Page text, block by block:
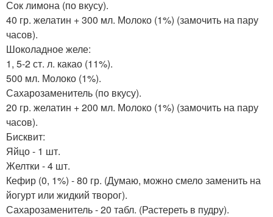
Сок лимона (по вкусу).
40 гр. желатин + 300 мл. Молоко (1%) (замочить на пару
часов).
Шоколадное желе:
1, 5-2 ст. л. какао (11%).
500 мл. Молоко (1%).
Сахарозаменитель (по вкусу).
20 гр. желатин + 200 мл. Молоко (1%) (замочить на пару
часов).
Бисквит:
Яйцо - 1 шт.
Желтки - 4 шт.
Кефир (0, 1%) - 80 гр. (Думаю, можно смело заменить на
йогурт или жидкий творог).
Сахарозаменитель - 20 табл. (Растереть в пудру).